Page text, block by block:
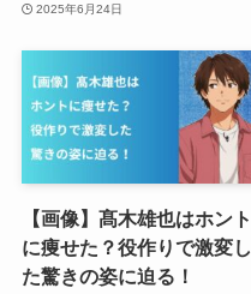
2025年6月24日
【画像】髙木雄也はホント
に痩せた？役作りで激変し
た驚きの姿に迫る！